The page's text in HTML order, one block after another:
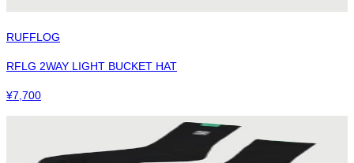
RUFFLOG
RFLG 2WAY LIGHT BUCKET HAT
¥7,700